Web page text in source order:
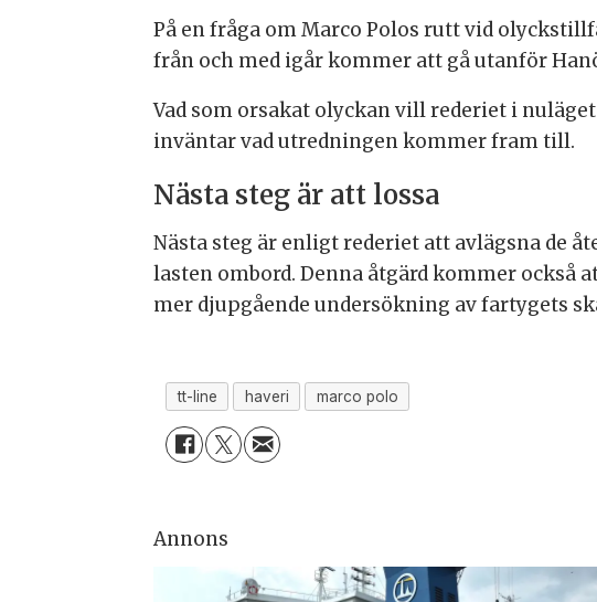
På en fråga om Marco Polos rutt vid
från och med igår kommer att gå utanför
Vad som orsakat olyckan vill rederiet i
inväntar vad utredningen kommer fram till.
Nästa steg är att lossa
Nästa steg är enligt rederiet att avlägsna de
lasten ombord. Denna åtgärd kommer
mer djupgående undersökning av fartygets
tt-line haveri marco polo
Annons